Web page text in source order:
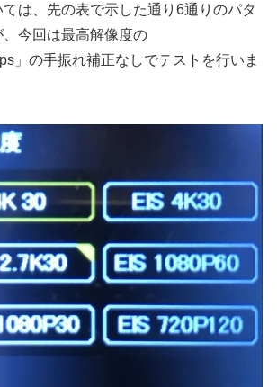
は、先の表で示した通り6通りのパタ
今回は最高解像度の
」の手振れ補正なしでテストを行いま